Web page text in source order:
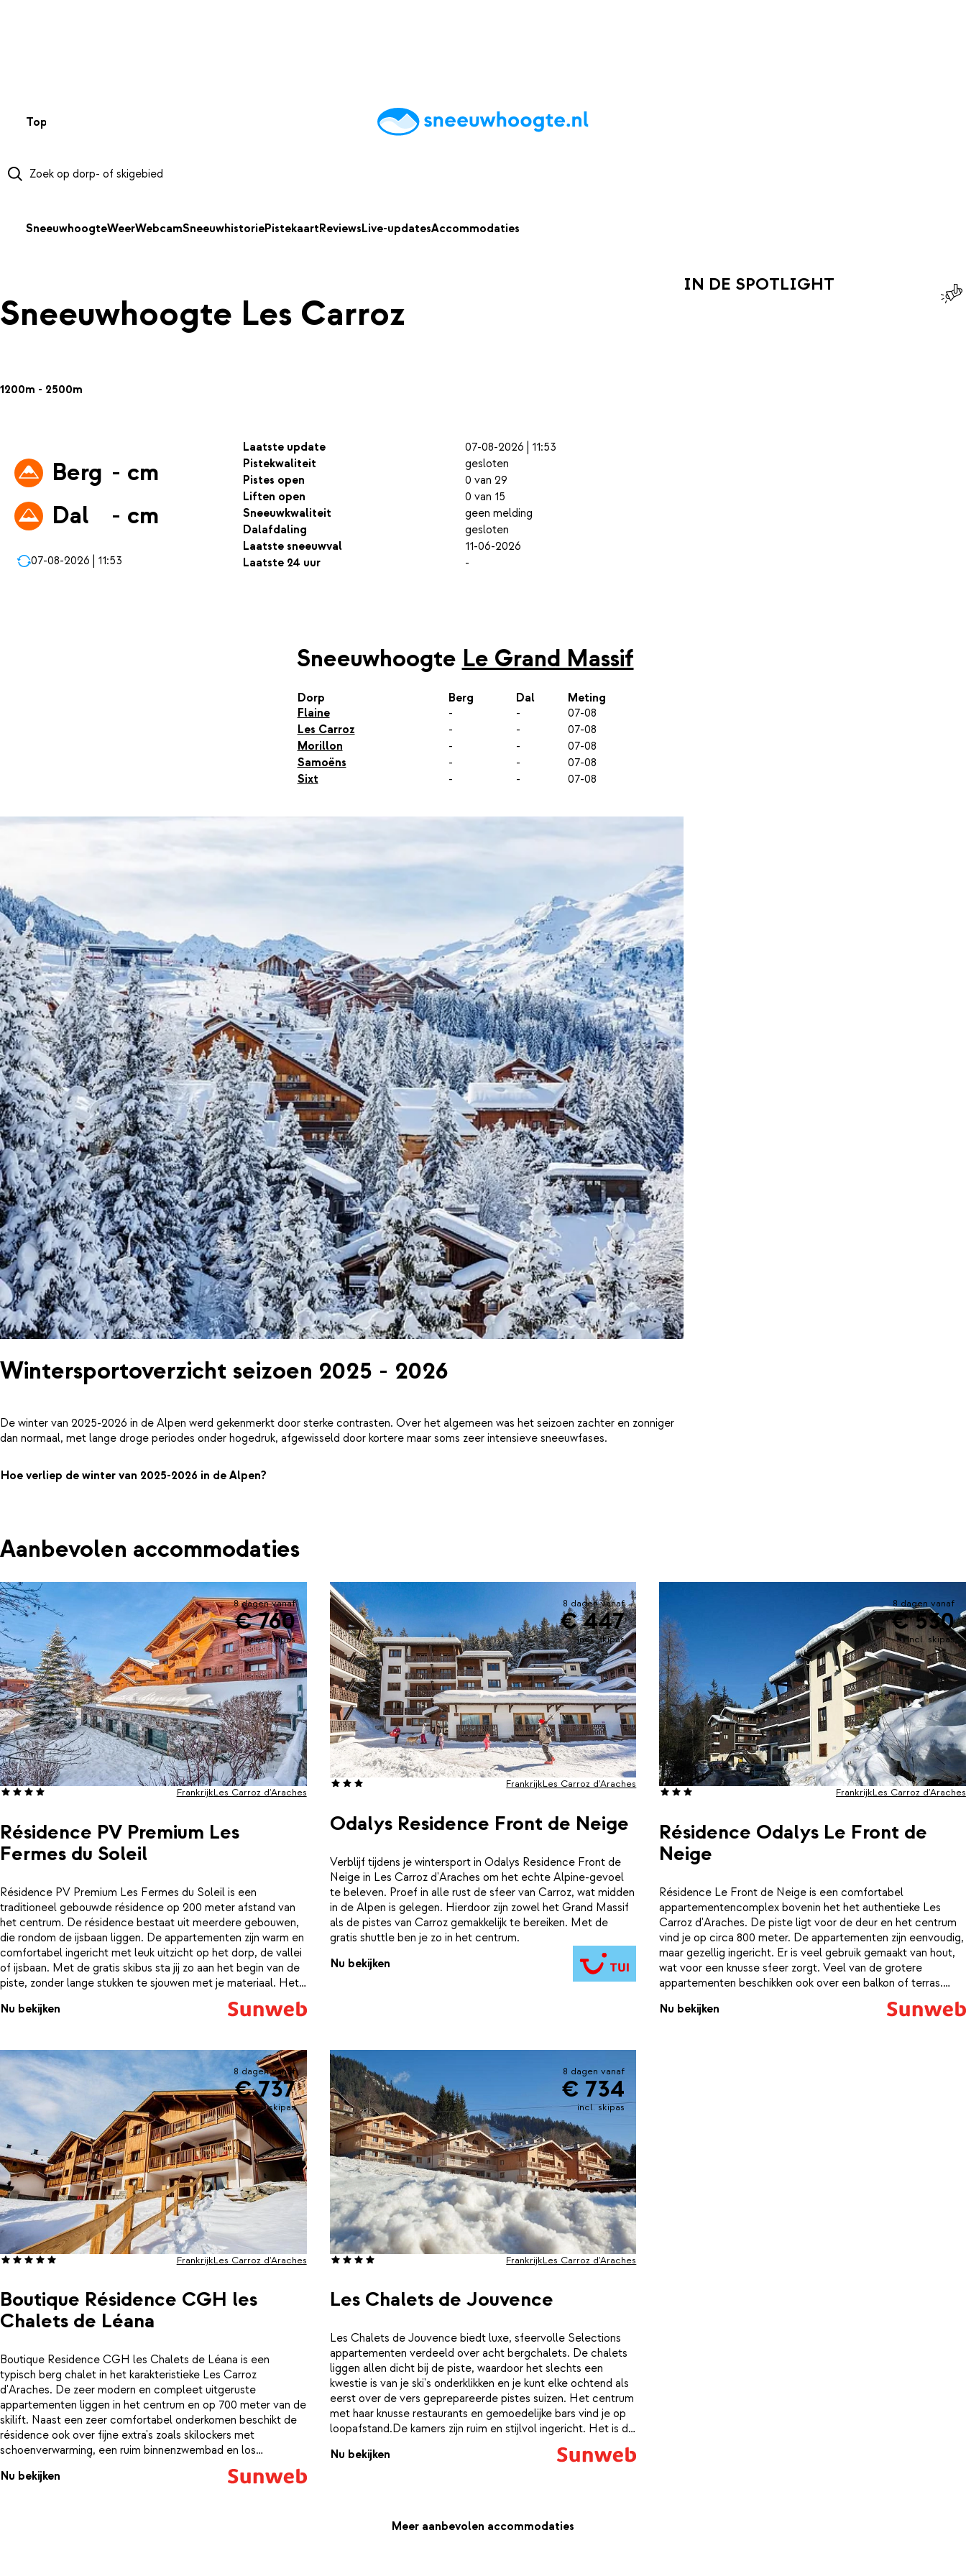
Top 50 AccommodatiesTipsReviewsLive updatesApp
SneeuwhoogteWeerWebcamSneeuwhistoriePistekaartReviewsLive-updatesAccommodaties
Sneeuwhoogte Les Carroz
1200m - 2500m
Berg - cm
Dal
- cm
07-08-2026 | 11:53
Laatste update
07-08-2026 | 11:53
Pistekwaliteit
gesloten
Pistes open
0 van 29
Liften open
0 van 15
Sneeuwkwaliteit
geen melding
Dalafdaling
gesloten
Laatste sneeuwval
11-06-2026
Laatste 24 uur
-
Sneeuwhoogte Le Grand Massif
Dorp Berg Dal
Meting
Flaine
- -
07-08
Les Carroz
- -
07-08
Morillon
- -
07-08
Samoëns
- -
07-08
Sixt
- - 07-08
Wintersportoverzicht seizoen 2025 - 2026
De winter van 2025-2026 in de Alpen werd gekenmerkt door sterke contrasten. Over het algemeen was het seizoen zachter en zonniger
dan normaal, met lange droge periodes onder hogedruk, afgewisseld door kortere maar soms zeer intensieve sneeuwfases.
Hoe verliep de winter van 2025-2026 in de Alpen?
IN DE SPOTLIGHT
Aanbevolen accommodaties
8 dagen vanaf
€ 760
incl. skipas
Résidence PV Premium Les
Fermes du Soleil
FrankrijkLes Carroz d'Araches
Résidence PV Premium Les Fermes du Soleil is een
traditioneel gebouwde résidence op 200 meter afstand van
het centrum. De résidence bestaat uit meerdere gebouwen,
die rondom de ijsbaan liggen. De appartementen zijn warm en
comfortabel ingericht met leuk uitzicht op het dorp, de vallei
of ijsbaan. Met de gratis skibus sta jij zo aan het begin van de
piste, zonder lange stukken te sjouwen met je materiaal. Het
wintersport. Zo is er een heerlijke lounge met open haard en
en kunnen de kinderen hun geluk niet op in de spelletjesruimte
of op de playstation. De ochtend begin je optimaal met verse
broodjes die je bij de receptie kunt bestellen.
Nu bekijken
8 dagen vanaf
€ 447
incl. skipas
Odalys Residence Front de Neige
FrankrijkLes Carroz d'Araches
Verblijf tijdens je wintersport in Odalys Residence Front de
Neige in Les Carroz d'Araches om het echte Alpine-gevoel
te beleven. Proef in alle rust de sfeer van Carroz, wat midden
in de Alpen is gelegen. Hierdoor zijn zowel het Grand Massif
als de pistes van Carroz gemakkelijk te bereiken. Met de
gratis shuttle ben je zo in het centrum.
Nu bekijken
8 dagen vanaf
€ 530
incl. skipas
Résidence Odalys Le Front de
Neige
FrankrijkLes Carroz d'Araches
Résidence Le Front de Neige is een comfortabel
appartementencomplex bovenin het het authentieke Les
Carroz d'Araches. De piste ligt voor de deur en het centrum
vind je op circa 800 meter. De appartementen zijn eenvoudig,
maar gezellig ingericht. Er is veel gebruik gemaakt van hout,
wat voor een knusse sfeer zorgt. Veel van de grotere
appartementen beschikken ook over een balkon of terras.
bergtoppen.
Nu bekijken
8 dagen vanaf
€ 737
incl. skipas
Boutique Résidence CGH les
Chalets de Léana
FrankrijkLes Carroz d'Araches
Boutique Residence CGH les Chalets de Léana is een
typisch berg chalet in het karakteristieke Les Carroz
d'Araches. De zeer modern en compleet uitgeruste
appartementen liggen in het centrum en op 700 meter van de
skilift. Naast een zeer comfortabel onderkomen beschikt de
résidence ook over fijne extra's zoals skilockers met
schoenverwarming, een ruim binnenzwembad en los
sauna, hammam en jacuzzi. Op 150 meter afstand van de
Nu bekijken
8 dagen vanaf
€ 734
incl. skipas
Les Chalets de Jouvence
FrankrijkLes Carroz d'Araches
Les Chalets de Jouvence biedt luxe, sfeervolle Selections
appartementen verdeeld over acht bergchalets. De chalets
liggen allen dicht bij de piste, waardoor het slechts een
kwestie is van je ski's onderklikken en je kunt elke ochtend als
eerst over de vers geprepareerde pistes suizen. Het centrum
met haar knusse restaurants en gemoedelijke bars vind je op
loopafstand.De kamers zijn ruim en stijlvol ingericht. Het is de
open keuken kun je geweldige gerechten klaarmaken en vanaf
brood bestelservice. De hele dag ben je geroutineerd
slalommend over de piste gekomen. Wanneer je lichtelijk
Nu bekijken
Meer aanbevolen accommodaties